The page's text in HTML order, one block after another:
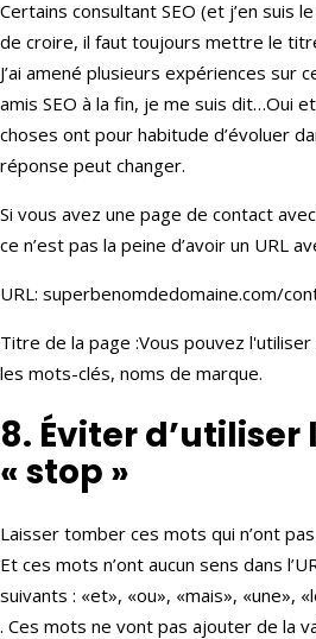
Certains consultant SEO (et j’en suis
de croire, il faut toujours mettre le
J’ai amené plusieurs expériences sur
amis SEO à la fin, je me suis dit…Oui
choses ont pour habitude d’évoluer
réponse peut changer.
Si vous avez une page de contact
ce n’est pas la peine d’avoir un URL
URL: superbenomdedomaine.com/
Titre de la page :Vous pouvez
les mots-clés, noms de marque.
8. Éviter d’utiliser
« stop »
Laisser tomber ces mots qui n’ont
Et ces mots n’ont aucun sens dans
suivants : «et», «ou», «mais», «une»,
. Ces mots ne vont pas ajouter de la